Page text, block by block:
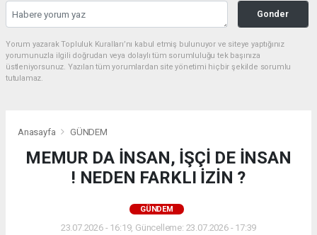
Gonder
Yorum yazarak Topluluk Kuralları’nı kabul etmiş bulunuyor ve siteye yaptığınız
yorumunuzla ilgili doğrudan veya dolaylı tüm sorumluluğu tek başınıza
üstleniyorsunuz. Yazılan tüm yorumlardan site yönetimi hiçbir şekilde sorumlu
tutulamaz.
Anasayfa GÜNDEM
MEMUR DA İNSAN, İŞÇİ DE İNSAN
! NEDEN FARKLI İZİN ?
GÜNDEM
23.07.2026 - 16:19, Güncelleme: 23.07.2026 - 17:39